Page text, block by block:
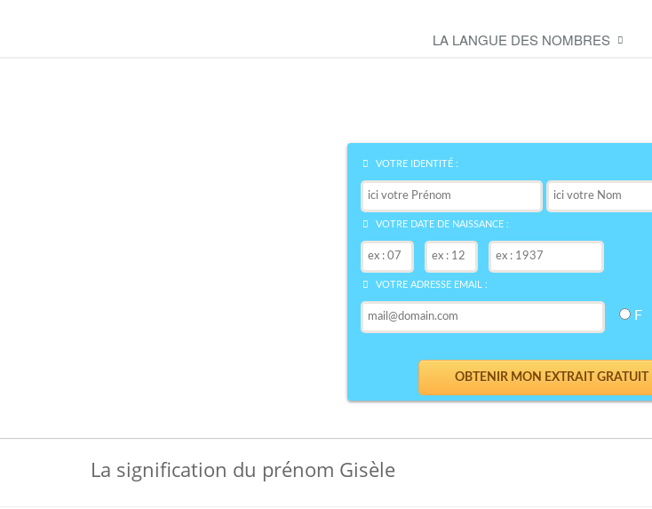
LA LANGUE DES NOMBRES
VOTRE IDENTITÉ :
VOTRE DATE DE NAISSANCE :
VOTRE ADRESSE EMAIL :
F
La signification du prénom Gisèle